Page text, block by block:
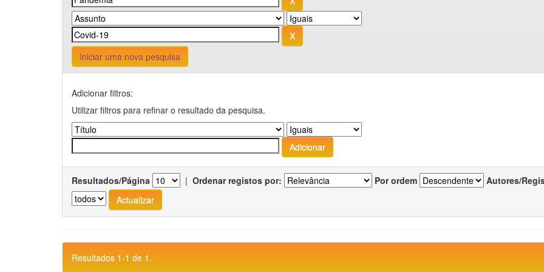
Iniciar uma nova pesquisa
Adicionar filtros:
Utilizar filtros para refinar o resultado da pesquisa.
Resultados/Página | Ordenar registos por: Por ordem Autores/
Resultados 1-1 de 1.